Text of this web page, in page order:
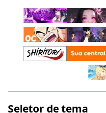
Seletor de tema